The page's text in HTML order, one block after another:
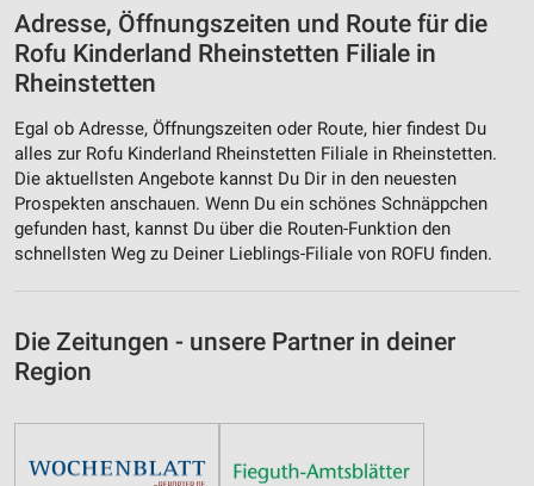
Adresse, Öffnungszeiten und Route für die
Rofu Kinderland Rheinstetten Filiale in
Rheinstetten
Egal ob Adresse, Öffnungszeiten oder Route, hier findest Du
alles zur Rofu Kinderland Rheinstetten Filiale in Rheinstetten.
Die aktuellsten Angebote kannst Du Dir in den neuesten
Prospekten anschauen. Wenn Du ein schönes Schnäppchen
gefunden hast, kannst Du über die Routen-Funktion den
schnellsten Weg zu Deiner Lieblings-Filiale von ROFU finden.
Die Zeitungen - unsere Partner in deiner
Region